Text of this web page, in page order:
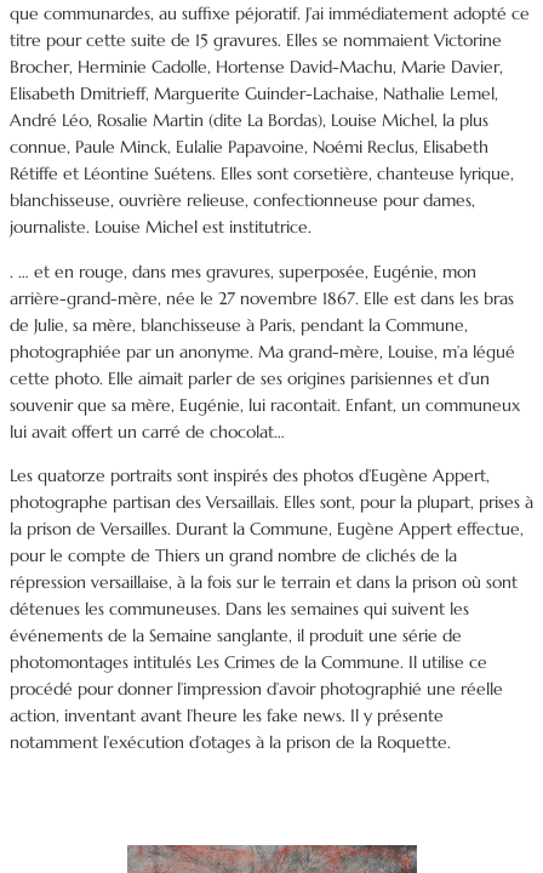
que communardes, au suffixe péjoratif. J’ai immédiatement adopté ce
titre pour cette suite de 15 gravures. Elles se nommaient Victorine
Brocher, Herminie Cadolle, Hortense David-Machu, Marie Davier,
Elisabeth Dmitrieff, Marguerite Guinder-Lachaise, Nathalie Lemel,
André Léo, Rosalie Martin (dite La Bordas), Louise Michel, la plus
connue, Paule Minck, Eulalie Papavoine, Noémi Reclus, Elisabeth
Rétiffe et Léontine Suétens. Elles sont corsetière, chanteuse lyrique,
blanchisseuse, ouvrière relieuse, confectionneuse pour dames,
journaliste. Louise Michel est institutrice.
. … et en rouge, dans mes gravures, superposée, Eugénie, mon
arrière-grand-mère, née le 27 novembre 1867. Elle est dans les bras
de Julie, sa mère, blanchisseuse à Paris, pendant la Commune,
photographiée par un anonyme. Ma grand-mère, Louise, m’a légué
cette photo. Elle aimait parler de ses origines parisiennes et d’un
souvenir que sa mère, Eugénie, lui racontait. Enfant, un communeux
lui avait offert un carré de chocolat…
Les quatorze portraits sont inspirés des photos d’Eugène Appert,
photographe partisan des Versaillais. Elles sont, pour la plupart, prises à
la prison de Versailles. Durant la Commune, Eugène Appert effectue,
pour le compte de Thiers un grand nombre de clichés de la
répression versaillaise, à la fois sur le terrain et dans la prison où sont
détenues les communeuses. Dans les semaines qui suivent les
événements de la Semaine sanglante, il produit une série de
photomontages intitulés Les Crimes de la Commune. Il utilise ce
procédé pour donner l’impression d’avoir photographié une réelle
action, inventant avant l’heure les fake news. Il y présente
notamment l’exécution d’otages à la prison de la Roquette.